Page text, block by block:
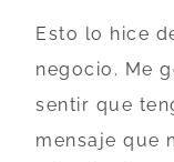
Esto lo hice
negocio. Me
sentir que
mensaje que